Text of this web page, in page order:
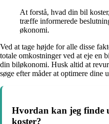
At forstå, hvad din bil
træffe informerede
økonomi.
Ved at tage højde for alle disse
totale omkostninger ved at eje en
din biløkonomi. Husk altid at
søge efter måder at optimere dine
Hvordan kan jeg finde
koster?